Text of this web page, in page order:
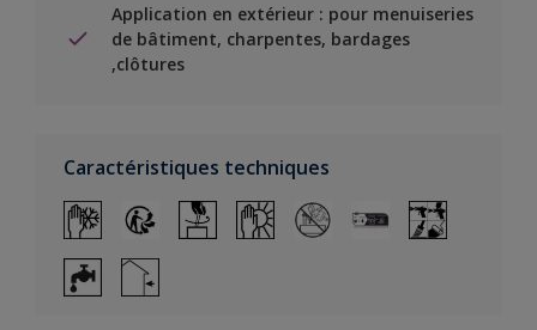
Application en extérieur : pour menuiseries
de bâtiment, charpentes, bardages
,clôtures
Caractéristiques techniques